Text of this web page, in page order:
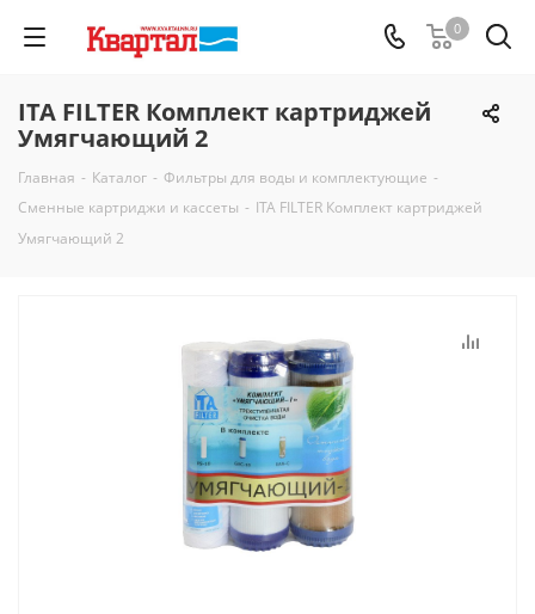
0
ITA FILTER Комплект картриджей
Умягчающий 2
Главная - Каталог - Фильтры для воды и комплектующие -
Сменные картриджи и кассеты - ITA FILTER Комплект картриджей
Умягчающий 2